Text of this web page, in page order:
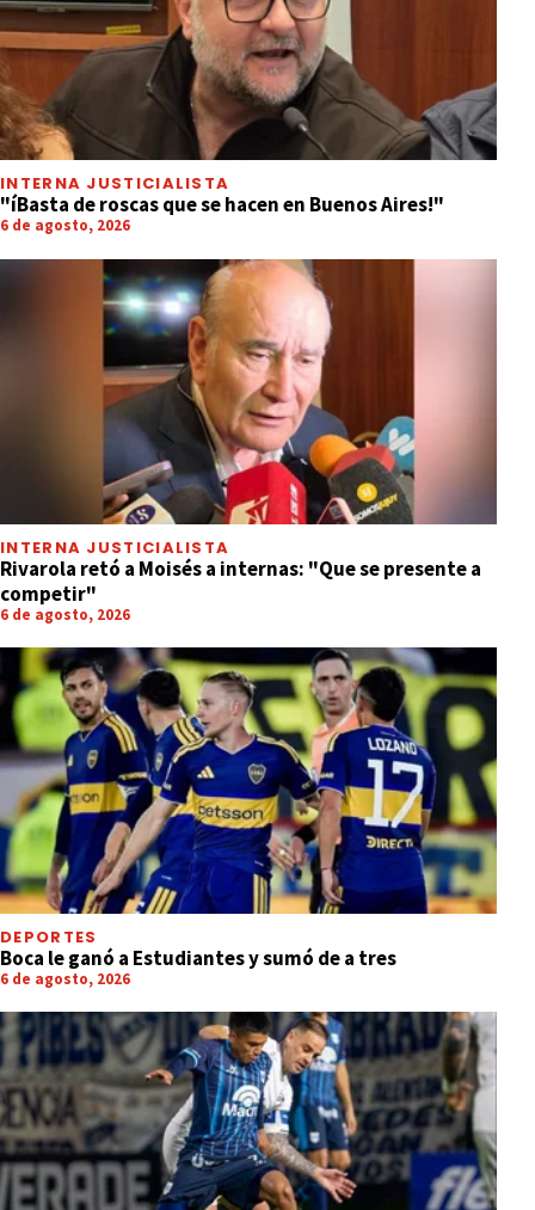
INTERNA JUSTICIALISTA
"íBasta de roscas que se hacen en Buenos Aires!"
6 de agosto, 2026
INTERNA JUSTICIALISTA
Rivarola retó a Moisés a internas: "Que se presente a
competir"
6 de agosto, 2026
DEPORTES
Boca le ganó a Estudiantes y sumó de a tres
6 de agosto, 2026